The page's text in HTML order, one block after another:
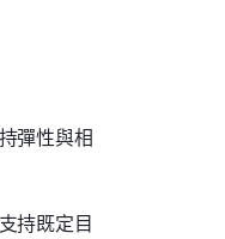
彈性與相
持既定目